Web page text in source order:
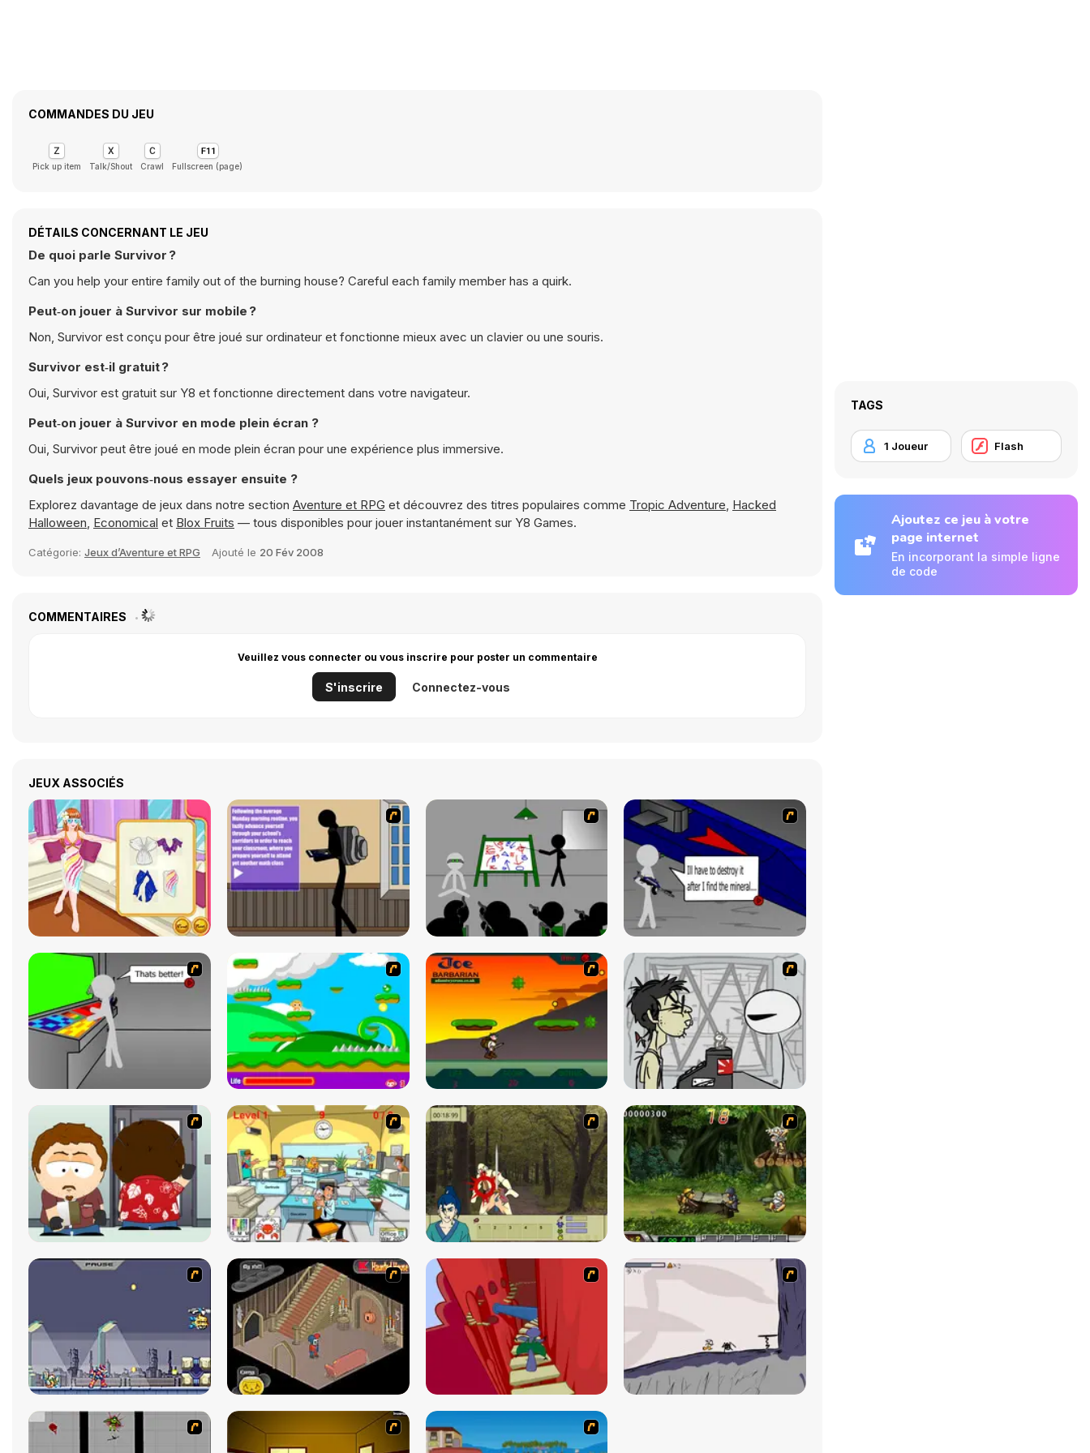
COMMANDES DU JEU
Pick up item Talk/Shout Crawl Fullscreen (page)
DÉTAILS CONCERNANT LE JEU
De quoi parle Survivor ?
Can you help your entire family out of the burning house? Careful each family member has a quirk.
Peut‑on jouer à Survivor sur mobile ?
Non, Survivor est conçu pour être joué sur ordinateur et fonctionne mieux avec un clavier ou une souris.
Survivor est‑il gratuit ?
Oui, Survivor est gratuit sur Y8 et fonctionne directement dans votre navigateur.
Peut‑on jouer à Survivor en mode plein écran ?
Oui, Survivor peut être joué en mode plein écran pour une expérience plus immersive.
Quels jeux pouvons‑nous essayer ensuite ?
Explorez davantage de jeux dans notre section Aventure et RPG et découvrez des titres populaires comme Tropic Adventure, Hacked
Halloween, Economical et Blox Fruits — tous disponibles pour jouer instantanément sur Y8 Games.
Catégorie: Jeux d’Aventure et RPG Ajouté le 20 Fév 2008
COMMENTAIRES
Veuillez vous connecter ou vous inscrire pour poster un commentaire
S'inscrire Connectez-vous
JEUX ASSOCIÉS
TAGS
1 Joueur Flash
Ajoutez ce jeu à votre
page internet
En incorporant la simple ligne
de code